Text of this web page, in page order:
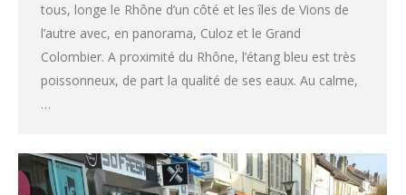
tous, longe le Rhône d’un côté et les îles de Vions de
l’autre avec, en panorama, Culoz et le Grand
Colombier. A proximité du Rhône, l’étang bleu est très
poissonneux, de part la qualité de ses eaux. Au calme,
…